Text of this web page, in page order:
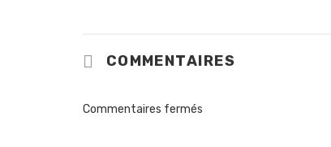
COMMENTAIRES
Commentaires fermés